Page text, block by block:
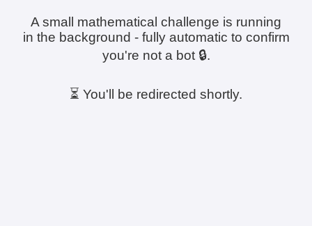
A small mathematical challenge is running
in the background - fully automatic to confirm
you're not a bot 🔒.
⏳ You'll be redirected shortly.